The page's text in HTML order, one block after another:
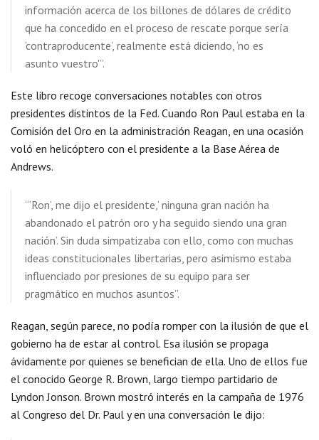
información acerca de los billones de dólares de crédito
que ha concedido en el proceso de rescate porque sería
‘contraproducente’, realmente está diciendo, ‘no es
asunto vuestro'”.
Este libro recoge conversaciones notables con otros
presidentes distintos de la Fed. Cuando Ron Paul estaba en la
Comisión del Oro en la administración Reagan, en una ocasión
voló en helicóptero con el presidente a la Base Aérea de
Andrews.
“‘Ron’, me dijo el presidente,’ ninguna gran nación ha
abandonado el patrón oro y ha seguido siendo una gran
nación’. Sin duda simpatizaba con ello, como con muchas
ideas constitucionales libertarias, pero asimismo estaba
influenciado por presiones de su equipo para ser
pragmático en muchos asuntos”.
Reagan, según parece, no podía romper con la ilusión de que el
gobierno ha de estar al control. Esa ilusión se propaga
ávidamente por quienes se benefician de ella. Uno de ellos fue
el conocido George R. Brown, largo tiempo partidario de
Lyndon Jonson. Brown mostró interés en la campaña de 1976
al Congreso del Dr. Paul y en una conversación le dijo: